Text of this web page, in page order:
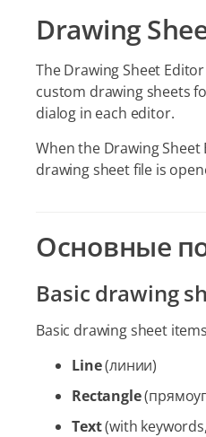
Drawing
The Drawing Sheet
custom drawing sheets
dialog in each editor.
When the Drawing
drawing sheet file is
Основные
Basic drawing
Basic drawing sheet
Line(линии)
Rectangle
Text(with